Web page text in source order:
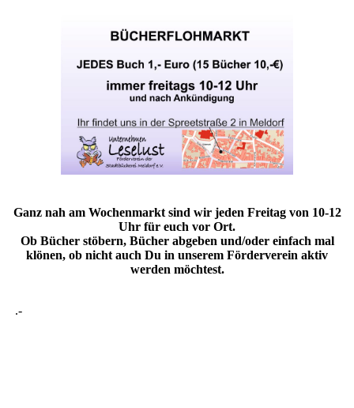
Ganz nah am Wochenmarkt sind wir jeden Freitag von 10-12
Uhr für euch vor Ort.
Ob Bücher stöbern, Bücher abgeben und/oder einfach mal
klönen, ob nicht auch Du in unserem Förderverein aktiv
werden möchtest.
.-